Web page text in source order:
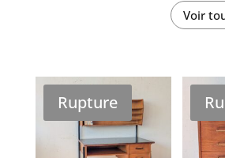
Voir
Rupture